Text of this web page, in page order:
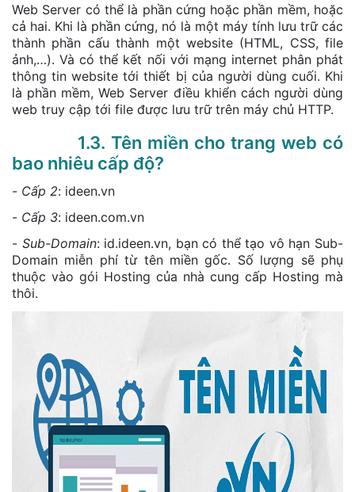
Web Server có thể là phần cứng hoặc phần mềm, hoặc
cả hai. Khi là phần cứng, nó là một máy tính lưu trữ các
thành phần cấu thành một website (HTML, CSS, file
ảnh,…). Và có thể kết nối với mạng internet phân phát
thông tin website tới thiết bị của người dùng cuối. Khi
là phần mềm, Web Server điều khiển cách người dùng
web truy cập tới file được lưu trữ trên máy chủ HTTP.
1.3. Tên miền cho trang web có
bao nhiêu cấp độ?
- Cấp 2: ideen.vn
- Cấp 3: ideen.com.vn
- Sub-Domain: id.ideen.vn, bạn có thể tạo vô hạn Sub-
Domain miễn phí từ tên miền gốc. Số lượng sẽ phụ
thuộc vào gói Hosting của nhà cung cấp Hosting mà
thôi.